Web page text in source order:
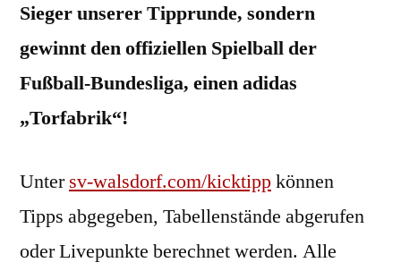
Sieger unserer Tipprunde, sondern
gewinnt den offiziellen Spielball der
Fußball-Bundesliga, einen adidas
„Torfabrik“!
Untersv-walsdorf.com/kicktippkönnen
Tipps abgegeben, Tabellenstände abgerufen
oder Livepunkte berechnet werden. Alle